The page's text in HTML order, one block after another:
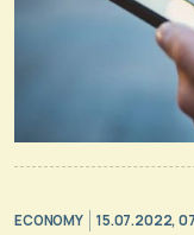
ECONOMY 15.07.2022,